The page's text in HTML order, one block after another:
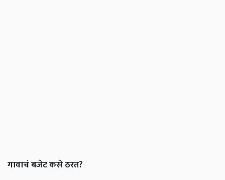
गावाचं बजेट कसे ठरत?